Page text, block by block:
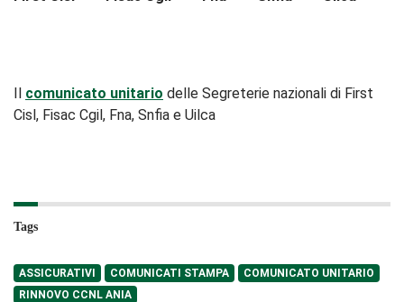
Il comunicato unitario delle Segreterie nazionali di First
Cisl, Fisac Cgil, Fna, Snfia e Uilca
Tags
ASSICURATIVI COMUNICATI STAMPA
COMUNICATO UNITARIO
RINNOVO CCNL ANIA